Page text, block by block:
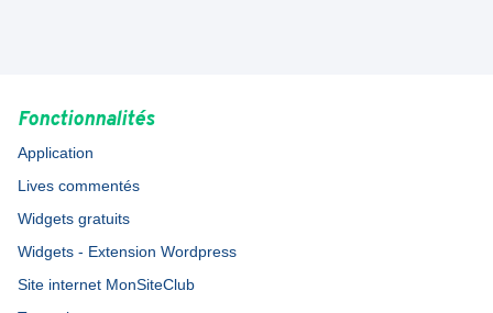
Fonctionnalités
Application
Lives commentés
Widgets gratuits
Widgets - Extension Wordpress
Site internet MonSiteClub